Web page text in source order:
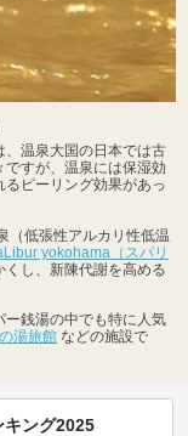
、温泉大国の日本では古
ですが、温泉には保湿効
ピーリング効果があっ
（低張性アルカリ性低温
yokohama（スパリ
くし、新陳代謝を高める
銭湯の中でも特に人気
湯旅館 などの施設で
キング2025